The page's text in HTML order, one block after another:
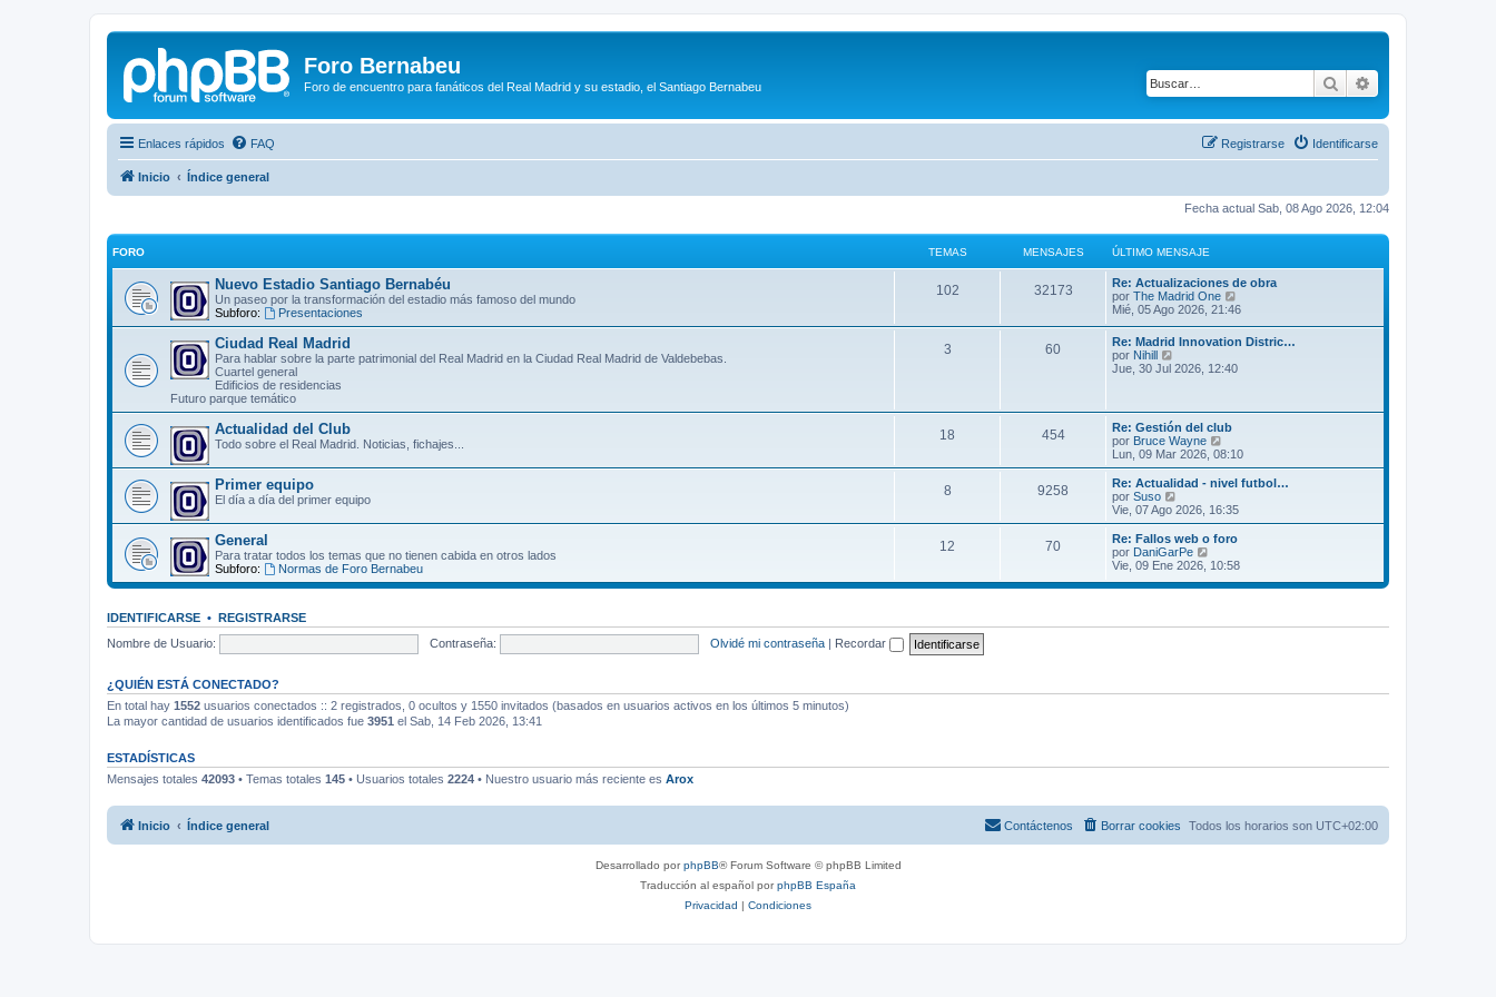
Foro Bernabeu
Foro de encuentro para fanáticos del Real Madrid y su estadio, el Santiago Bernabeu Buscar
Enlaces rápidos FAQ Identificarse
Registrarse
Inicio Índice general
Fecha actual Sab, 08 Ago 2026, 12:04
FORO TEMAS MENSAJES ÚLTIMO MENSAJE
Nuevo Estadio Santiago Bernabéu
Un paseo por la transformación del estadio más famoso del mundo
Subforo:
Presentaciones
102 32173
Re: Actualizaciones de obra
por The Madrid One
e
l
i
m
s
a
j
Mié, 05 Ago 2026, 21:46
Ciudad Real Madrid
Para hablar sobre la parte patrimonial del Real Madrid en la Ciudad Real Madrid de Valdebebas.
Cuartel general
Edificios de residencias
Futuro parque temático
3 60
Re: Madrid Innovation Distric…
por Nihill
e
i
m
o
m
e
n
s
a
j
e
Jue, 30 Jul 2026, 12:40
Actualidad del Club
Todo sobre el Real Madrid. Noticias, fichajes...
18 454
Re: Gestión del club
por Bruce Wayne
e
r
ú
t
o
m
e
n
j
Lun, 09 Mar 2026, 08:10
Primer equipo
El día a día del primer equipo
8 9258
Re: Actualidad - nivel futbol…
por Suso
e
r
ú
l
t
m
e
e
Vie, 07 Ago 2026, 16:35
General
Para tratar todos los temas que no tienen cabida en otros lados
Subforo:
Normas de Foro Bernabeu
12 70
Re: Fallos web o foro
por DaniGarPe
e
ú
i
n
Vie, 09 Ene 2026, 10:58
IDENTIFICARSE • REGISTRARSE
Nombre de Usuario:
Contraseña: Olvidé mi contraseña | Recordar
¿QUIÉN ESTÁ CONECTADO?
En total hay 1552 usuarios conectados :: 2 registrados, 0 ocultos y 1550 invitados (basados en usuarios activos en los últimos 5 minutos)
La mayor cantidad de usuarios identificados fue 3951 el Sab, 14 Feb 2026, 13:41
ESTADÍSTICAS
Mensajes totales 42093 • Temas totales 145 • Usuarios totales 2224 • Nuestro usuario más reciente es Arox
Inicio Índice general Todos los horarios son UTC+02:00
Borrar cookies
Contáctenos
Desarrollado porphpBB® Forum Software © phpBB Limited
Traducción al español porphpBB España
Privacidad | Condiciones